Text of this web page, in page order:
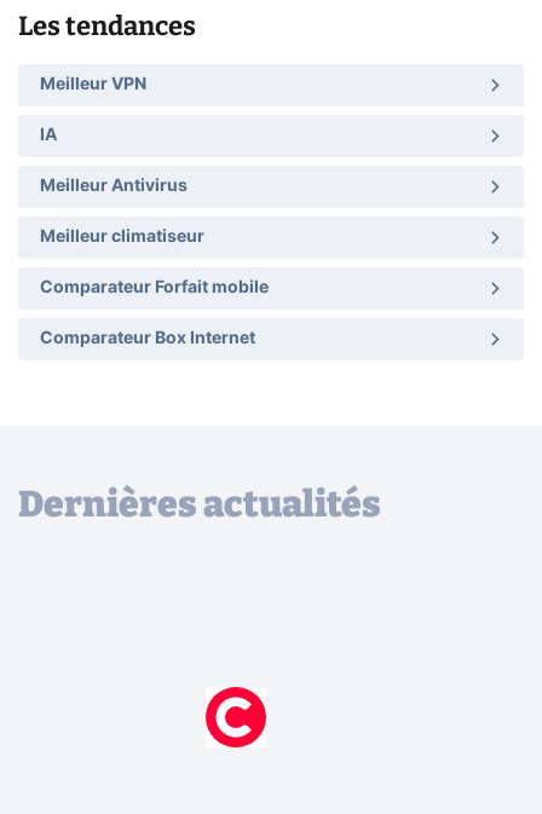
Les tendances
Meilleur VPN
IA
Meilleur Antivirus
Meilleur climatiseur
Comparateur Forfait mobile
Comparateur Box Internet
Dernières actualités